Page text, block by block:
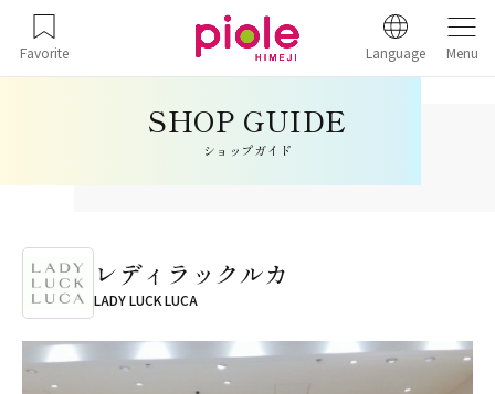
Favorite Language Menu
ショップガイド
レディラックルカ
LADY LUCK LUCA